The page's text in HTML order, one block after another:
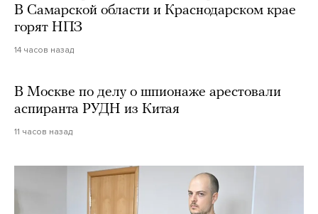
В Самарской области и Краснодарском крае
горят НПЗ
14 часов назад
В Москве по делу о шпионаже арестовали
аспиранта РУДН из Китая
11 часов назад